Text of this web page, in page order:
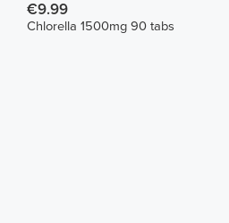
€9.99
Chlorella 1500mg 90 tabs